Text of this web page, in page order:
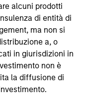
alcuni prodotti
di entità di
ma non si
a, o
in giurisdizioni in
non è
la diffusione di
of Calvert
He is also
Investment
to his current
Credit
the
corporate
in 2009. He